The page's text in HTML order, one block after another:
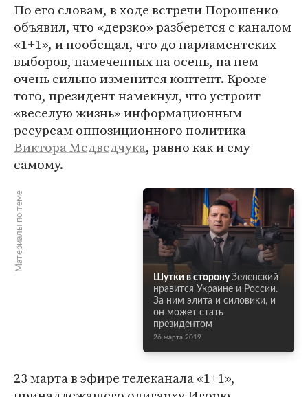
По его словам, в ходе встречи Порошенко
объявил, что «дерзко» разберется с каналом
«1+1», и пообещал, что до парламентских
выборов, намеченных на осень, на нем
очень сильно изменится контент. Кроме
того, президент намекнул, что устроит
«веселую жизнь» информационным
ресурсам оппозиционного политика
Виктора Медведчука, равно как и ему
самому.
Материалы по теме
Шутки в сторону Зеленский
нравится Украине и России.
За ним элита и силовики, и
он может стать
президентом
26 марта 2019
23 марта в эфире телеканала «1+1»,